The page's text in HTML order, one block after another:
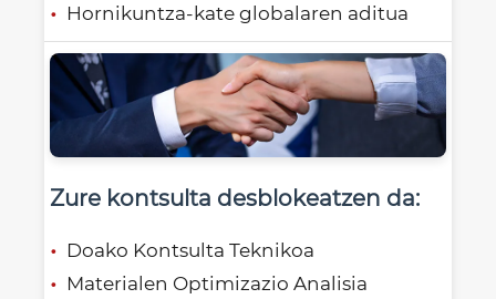
Hornikuntza-kate globalaren aditua
Zure kontsulta desblokeatzen da:
Doako Kontsulta Teknikoa
Materialen Optimizazio Analisia